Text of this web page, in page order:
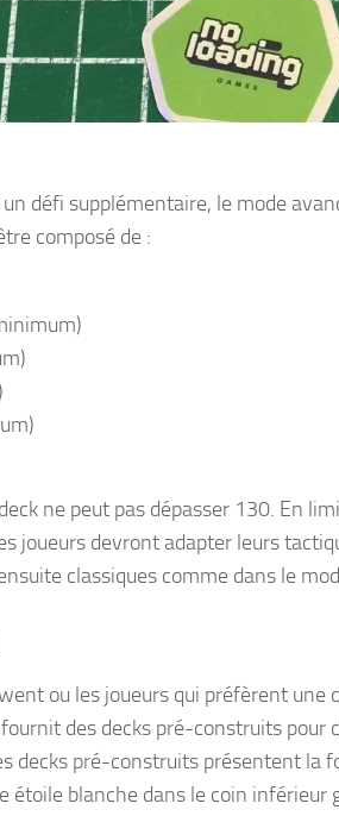
défi supplémentaire, le mode
composé de :
ne peut pas dépasser 130. En
joueurs devront adapter leurs
classiques comme dans le
ou les joueurs qui préfèrent
des decks pré-construits pour
decks pré-construits présentent la
étoile blanche dans le coin inférieur